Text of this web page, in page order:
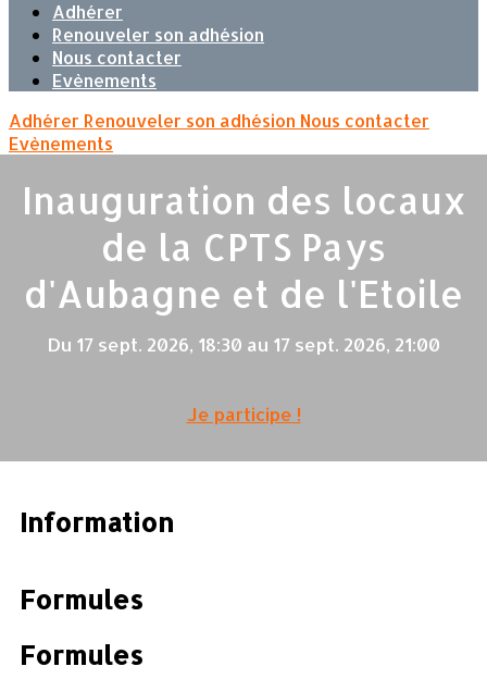
Adhérer
Renouveler son adhésion
Nous contacter
Evènements
Adhérer Renouveler son adhésion Nous contacter
Evènements
Inauguration des locaux
de la CPTS Pays
d'Aubagne et de l'Etoile
Du 17 sept. 2026, 18:30 au 17 sept. 2026, 21:00
Je participe !
Information
Formules
Formules